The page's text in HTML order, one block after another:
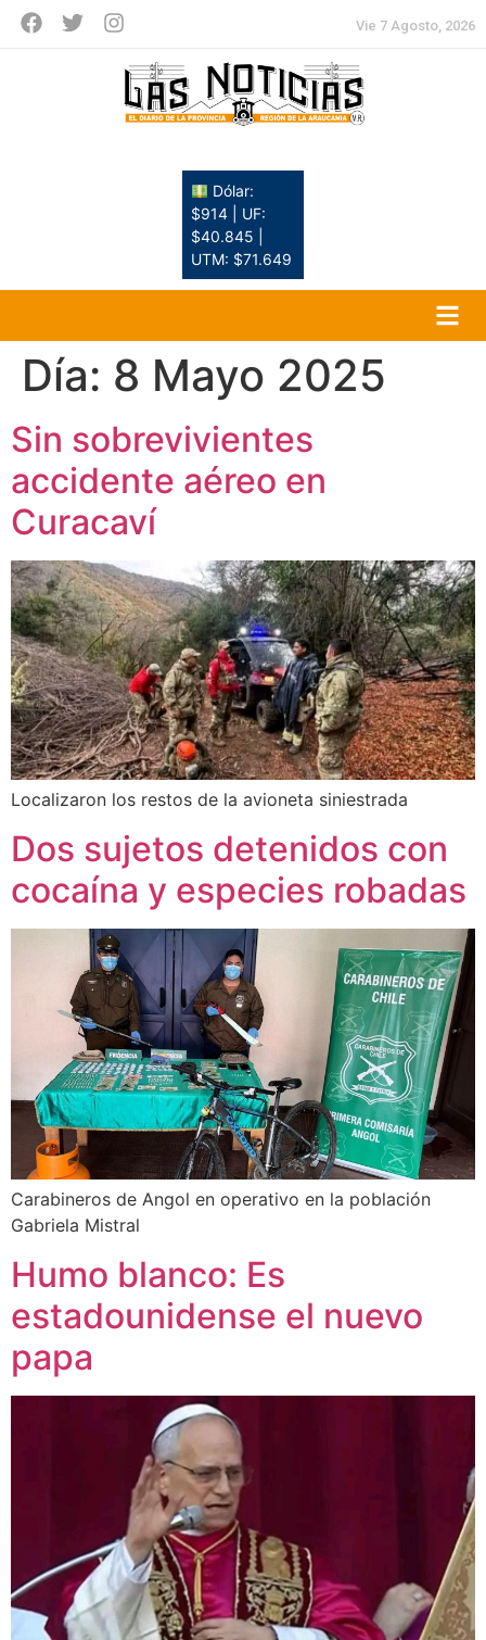
Vie 7 Agosto, 2026
Dólar:
$914 | UF:
$40.845 |
UTM: $71.649
Día: 8 Mayo 2025
Sin sobrevivientes
accidente aéreo en
Curacaví
Localizaron los restos de la avioneta siniestrada
Dos sujetos detenidos con
cocaína y especies robadas
Carabineros de Angol en operativo en la población
Gabriela Mistral
Humo blanco: Es
estadounidense el nuevo
papa